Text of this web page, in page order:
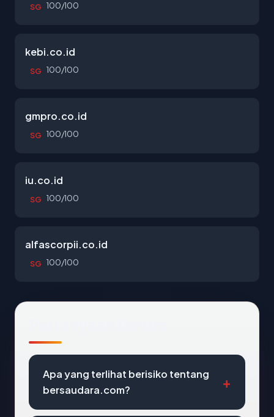
SG 100/100
kebi.co.id
SG 100/100
gmpro.co.id
SG 100/100
iu.co.id
SG 100/100
alfascorpii.co.id
SG 100/100
Apa yang terlihat berisiko tentang
bersaudara.com?